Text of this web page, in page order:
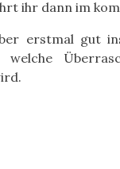
ihr dann im
erstmal gut
welche